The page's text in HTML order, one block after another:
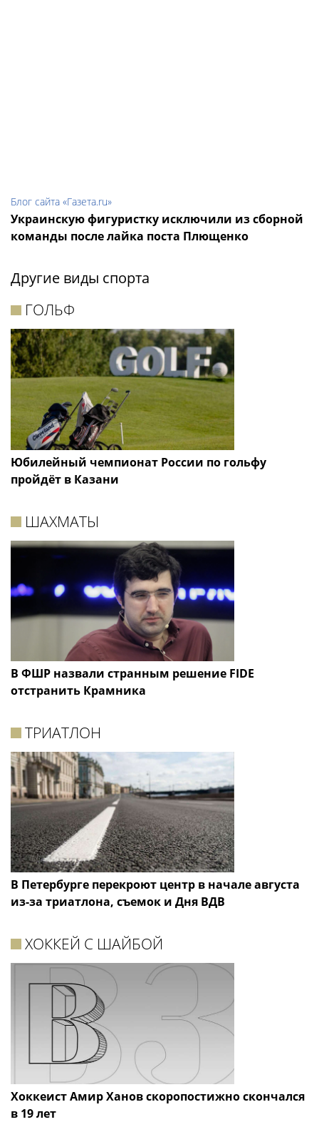
Блог сайта «Газета.ru»
Украинскую фигуристку исключили из сборной
команды после лайка поста Плющенко
Другие виды спорта
ГОЛЬФ
Юбилейный чемпионат России по гольфу
пройдёт в Казани
ШАХМАТЫ
В ФШР назвали странным решение FIDE
отстранить Крамника
ТРИАТЛОН
В Петербурге перекроют центр в начале августа
из-за триатлона, съемок и Дня ВДВ
ХОККЕЙ С ШАЙБОЙ
Хоккеист Амир Ханов скоропостижно скончался
в 19 лет